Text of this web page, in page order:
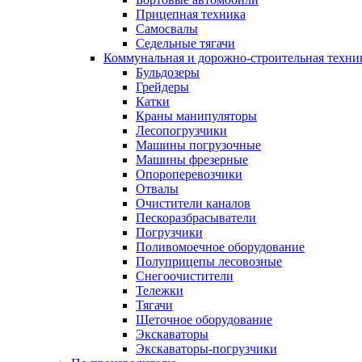
Прицепная техника
Самосвалы
Седельные тягачи
Коммунальная и дорожно-строительная
Бульдозеры
Грейдеры
Катки
Краны манипуляторы
Лесопогрузчики
Машины погрузочные
Машины фрезерные
Опороперевозчики
Отвалы
Очистители каналов
Пескоразбрасыватели
Погрузчики
Поливомоечное оборудование
Полуприцепы лесовозные
Снегоочистители
Тележки
Тягачи
Щеточное оборудование
Экскаваторы
Экскаваторы-погрузчики